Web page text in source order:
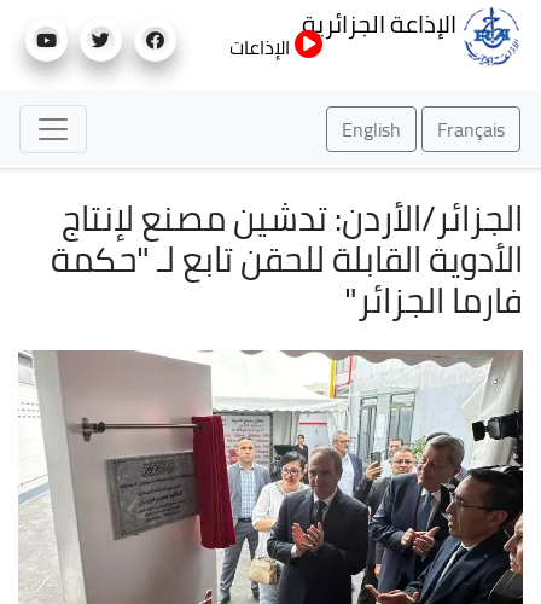
إلى
الإذاعة الجزائرية
الإذاعات
Français
English
الجزائر/الأردن: تدشين مصنع لإنتاج
الأدوية القابلة للحقن تابع لـ "حكمة
فارما الجزائر"